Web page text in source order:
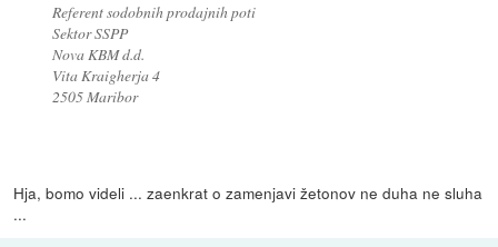
Referent sodobnih prodajnih poti
Sektor SSPP
Nova KBM d.d.
Vita Kraigherja 4
2505 Maribor
Hja, bomo videli ... zaenkrat o zamenjavi žetonov ne duha ne sluha
...